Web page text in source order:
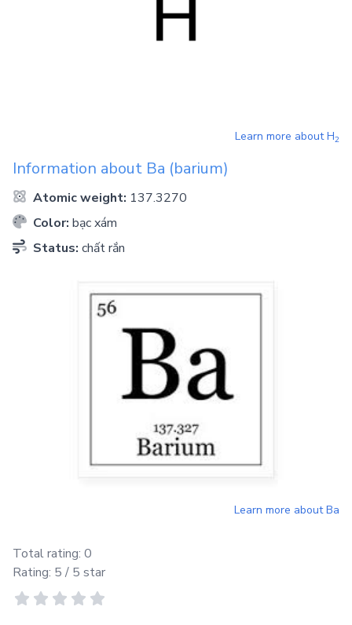
Learn more aboutH2
Information about Ba (barium)
Atomic weight: 137.3270
Color: bạc xám
Status: chất rắn
Learn more aboutBa
Total rating: 0
Rating: 5 / 5 star